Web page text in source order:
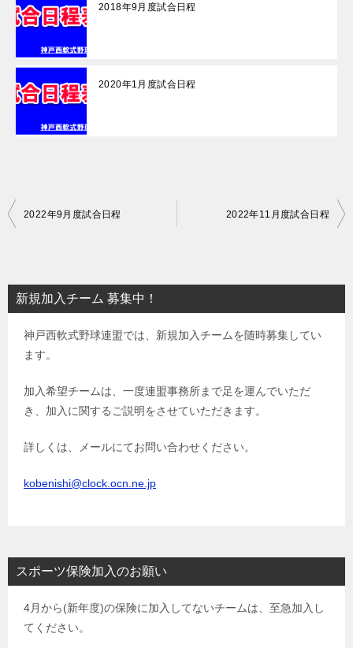
2018年9月度試合日程
2020年1月度試合日程
投
ビ
ゲ
2022年9月度試合日程 2022年11月度試合日程
新規加入チーム 募集中！
神戸西軟式野球連盟では、新規加入チームを随時募集してい
ます。
加入希望チームは、一度連盟事務所まで足を運んでいただ
き、加入に関するご説明をさせていただきます。
詳しくは、メールにてお問い合わせください。
kobenishi@clock.ocn.ne.jp
スポーツ保険加入のお願い
4月から(新年度)の保険に加入してないチームは、至急加入し
てください。